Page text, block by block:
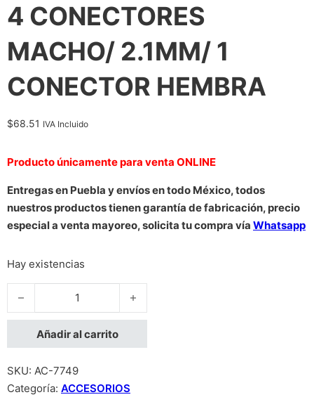
4 CONECTORES
MACHO/ 2.1MM/ 1
CONECTOR HEMBRA
$68.51 IVA Incluido
Producto únicamente para venta ONLINE
Entregas en Puebla y envíos en todo México, todos
nuestros productos tienen garantía de fabricación, precio
especial a venta mayoreo, solicita tu compra vía Whatsapp
Hay existencias
DIVISOR DE ENERGIA SAXXON / TIPO PULPO/ 4
Añadir al carrito
SKU: AC-7749
Categoría: ACCESORIOS